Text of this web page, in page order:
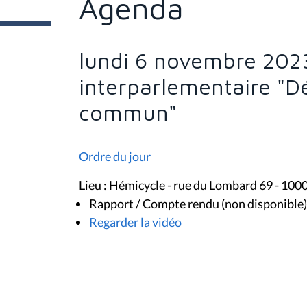
e
s
Agenda
lundi 6 novembre
interparlementaire
commun"
Ordre du jour
Lieu : Hémicycle - rue du Lombard 69 -
Rapport / Compte rendu (non disponible)
Regarder la vidéo